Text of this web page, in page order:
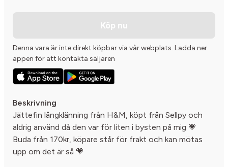
Köp nu
Denna vara är inte direkt köpbar via vår webplats. Ladda ner
appen för att kontakta säljaren
Beskrivning
Jättefin långklänning från H&M, köpt från Sellpy och
aldrig använd då den var för liten i bysten på mig 💗
Buda från 170kr, köpare står för frakt och kan mötas
upp om det är så 💗